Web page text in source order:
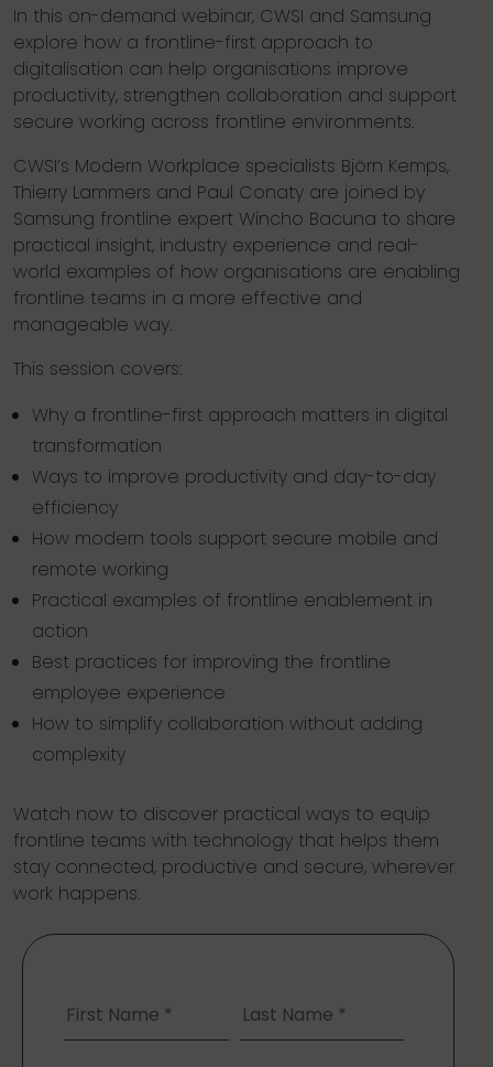
In this on-demand webinar, CWSI and Samsung
explore how a frontline-first approach to
digitalisation can help organisations improve
productivity, strengthen collaboration and support
secure working across frontline environments.
CWSI’s Modern Workplace specialists Björn Kemps,
Thierry Lammers and Paul Conaty are joined by
Samsung frontline expert Wincho Bacuna to share
practical insight, industry experience and real-
world examples of how organisations are enabling
frontline teams in a more effective and
manageable way.
This session covers:
Why a frontline-first approach matters in digital
transformation
Ways to improve productivity and day-to-day
efficiency
How modern tools support secure mobile and
remote working
Practical examples of frontline enablement in
action
Best practices for improving the frontline
employee experience
How to simplify collaboration without adding
complexity
Watch now to discover practical ways to equip
frontline teams with technology that helps them
stay connected, productive and secure, wherever
work happens.